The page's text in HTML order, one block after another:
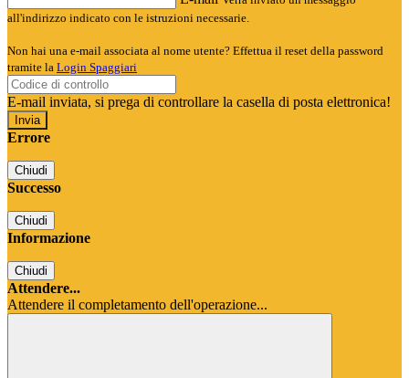
all'indirizzo indicato con le istruzioni necessarie.
Non hai una e-mail associata al nome utente? Effettua il reset della password
tramite la Login Spaggiari
E-mail inviata, si prega di controllare la casella di posta elettronica!
Errore
Chiudi
Successo
Chiudi
Informazione
Chiudi
Attendere...
Attendere il completamento dell'operazione...